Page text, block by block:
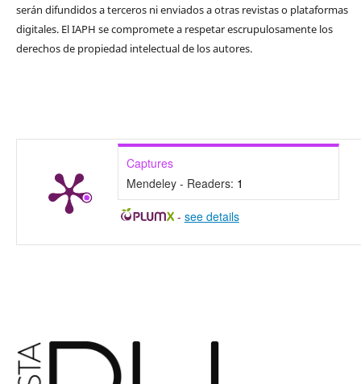
serán difundidos a terceros ni enviados a otras revistas o plataformas
digitales. El IAPH se compromete a respetar escrupulosamente los
derechos de propiedad intelectual de los autores.
Captures
Mendeley - Readers: 1
- see details